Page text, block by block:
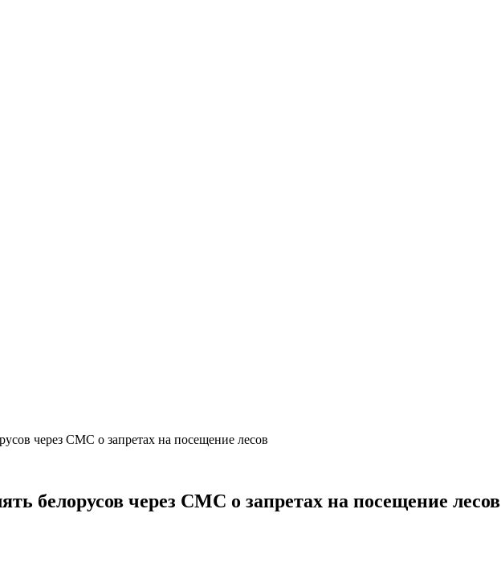
через СМС о запретах на посещение лесов
белорусов через СМС о запретах на посещение лесов